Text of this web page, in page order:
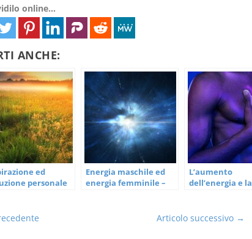
online...
ANCHE:
ed
personale
Energia maschile ed
energia femminile –
L’aumento
dell’energia e la
Articolo successivo→